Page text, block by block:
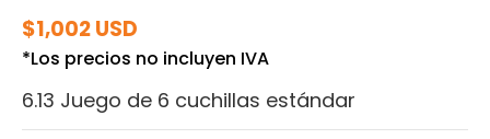
$1,002 USD
*Los precios no incluyen IVA
6.13 Juego de 6 cuchillas estándar